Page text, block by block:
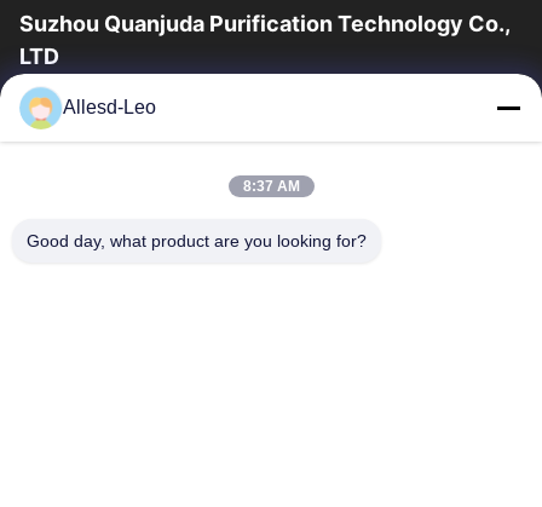
Suzhou Quanjuda Purification Technology Co.,
LTD
l'expérience 16years, en tant que principaux fabricant et
exportateur d'ESD et produits de Cleanroom, nous offrons un
Maison
Des Produits
Allesd-Leo
8:37 AM
Good day, what product are you looking for?